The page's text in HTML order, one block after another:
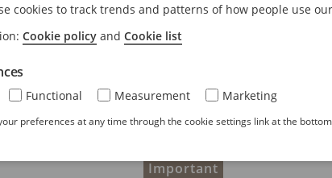
Le périphérique n'a pas de
administrateur, vous
Mots de passe
Important
cookies to track trends and patterns of how people use
Cookie policy and Cookie list
Functional Measurement Marketing
preferences at any time through the cookie settings link at the